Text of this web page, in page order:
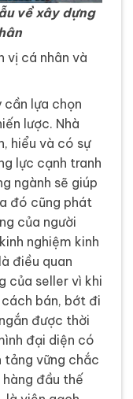
về xây dựng
vị cá nhân và
cần lựa chọn
lược. Nhà
hiểu và có sự
lực cạnh tranh
ngành sẽ giúp
đó cũng phát
của người
nghiệm kinh
điều quan
của seller vì khi
bán, bớt đi
được thời
đại diện có
tảng vững chắc
đầu thế